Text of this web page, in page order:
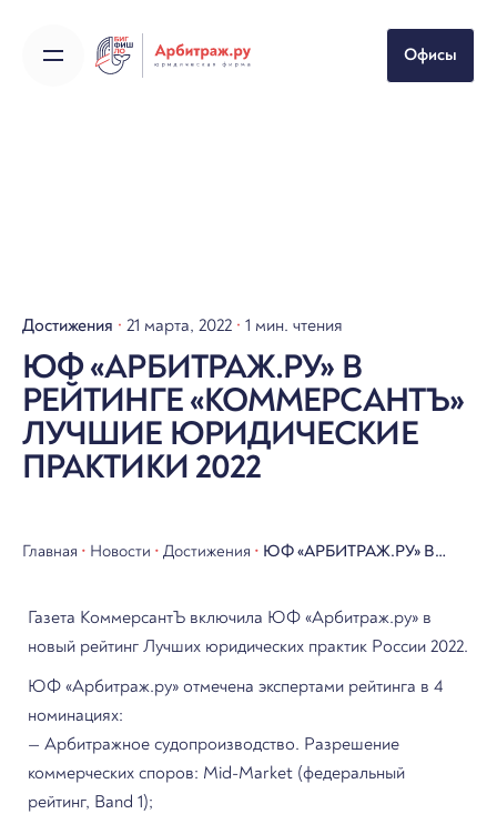
Офисы
Достижения 21 марта, 2022 1 мин. чтения
ЮФ «АРБИТРАЖ.РУ» В
РЕЙТИНГЕ «КОММЕРСАНТЪ»
ЛУЧШИЕ ЮРИДИЧЕСКИЕ
ПРАКТИКИ 2022
Главная • Новости • Достижения • ЮФ «АРБИТРАЖ.РУ» В
«КОММЕРСАНТЪ»
ЛУЧШИЕ ЮРИДИЧЕСКИЕ
ПРАКТИКИ 2022
Газета КоммерсантЪ включила ЮФ «Арбитраж.ру» в
новый рейтинг Лучших юридических практик России 2022.
ЮФ «Арбитраж.ру» отмечена экспертами рейтинга в 4
номинациях:
— Арбитражное судопроизводство. Разрешение
коммерческих споров: Mid-Market (федеральный
рейтинг, Band 1);